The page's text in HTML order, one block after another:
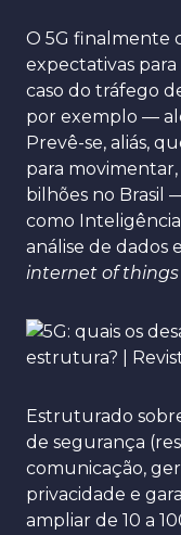
O 5G finalmente
expectativas para
caso do tráfego
por exemplo —
Prevê-se, aliás,
para
bilhões no Brasil
como
análise de dados
internet of things
Estruturado
de segurança
comunicação,
privacidade e
ampliar de 10 a